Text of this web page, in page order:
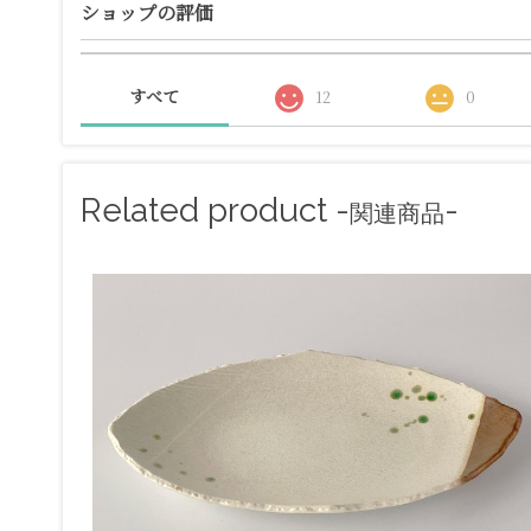
ショップの評価
すべて 12 0
Related product -関連商品-